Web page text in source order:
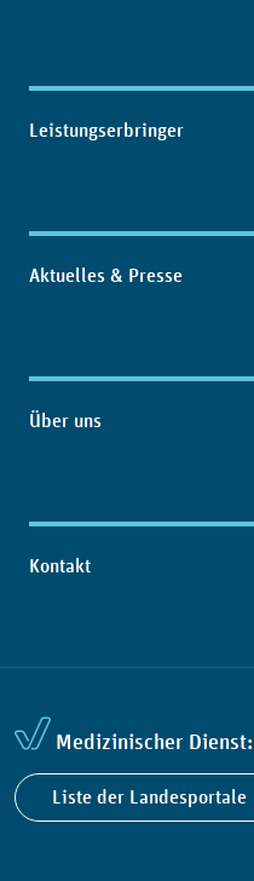
Leistungserbringer
Aktuelles & Presse
Über uns
Kontakt
Medizinischer Dienst:
Liste der Landesportale